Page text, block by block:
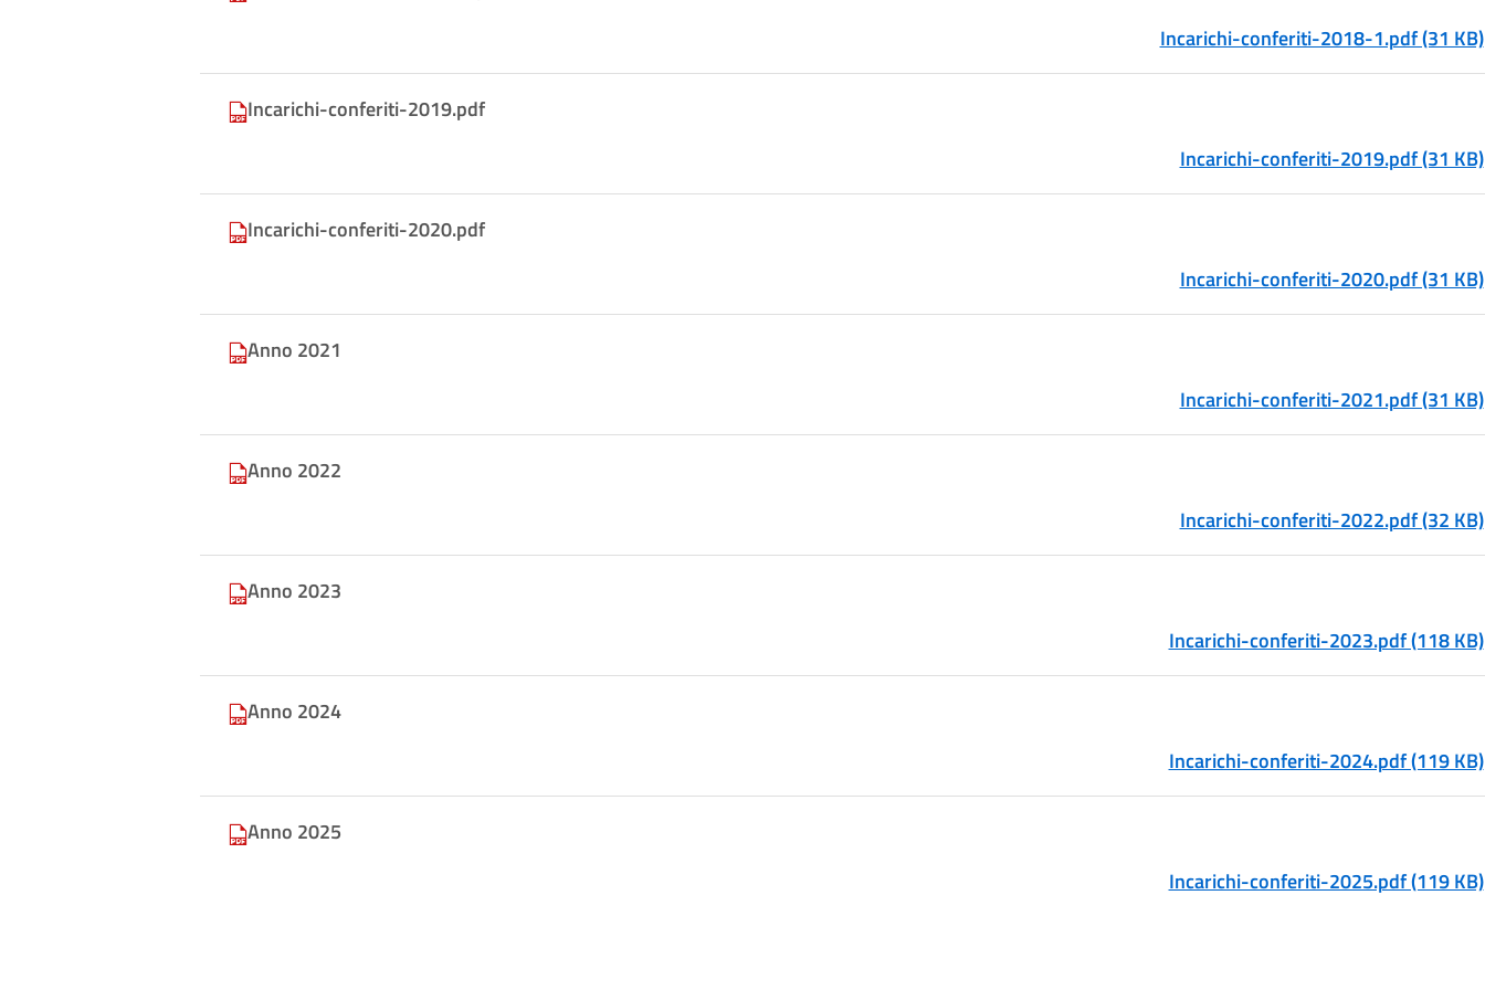
Incarichi-conferiti-2018-1.pdf (31 KB)
Incarichi-conferiti-2019.pdf
Incarichi-conferiti-2019.pdf (31 KB)
Incarichi-conferiti-2020.pdf
Incarichi-conferiti-2020.pdf (31 KB)
Anno 2021
Incarichi-conferiti-2021.pdf (31 KB)
Anno 2022
Incarichi-conferiti-2022.pdf (32 KB)
Anno 2023
Incarichi-conferiti-2023.pdf (118 KB)
Anno 2024
Incarichi-conferiti-2024.pdf (119 KB)
Anno 2025
Incarichi-conferiti-2025.pdf (119 KB)